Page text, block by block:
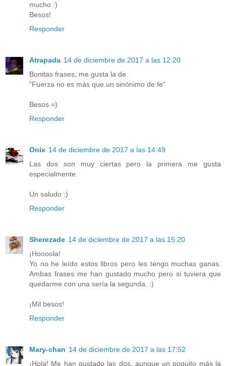
mucho :)
Besos!
Responder
Atrapada 14 de diciembre de 2017 a las 12:20
Bonitas frases, me gusta la de
"Fuerza no es más que un sinónimo de fe"
Besos =)
Responder
Onix 14 de diciembre de 2017 a las 14:49
Las dos son muy ciertas pero la primera me gusta
especialmente.
Un saludo :)
Responder
Sherezade 14 de diciembre de 2017 a las 15:20
¡Hoooola!
Yo no he leído estos libros pero les tengo muchas ganas.
Ambas frases me han gustado mucho pero si tuviera que
quedarme con una sería la segunda. :)
¡Mil besos!
Responder
Mary-chan 14 de diciembre de 2017 a las 17:52
¡Hola! Me han gustado las dos, aunque un poquito más la